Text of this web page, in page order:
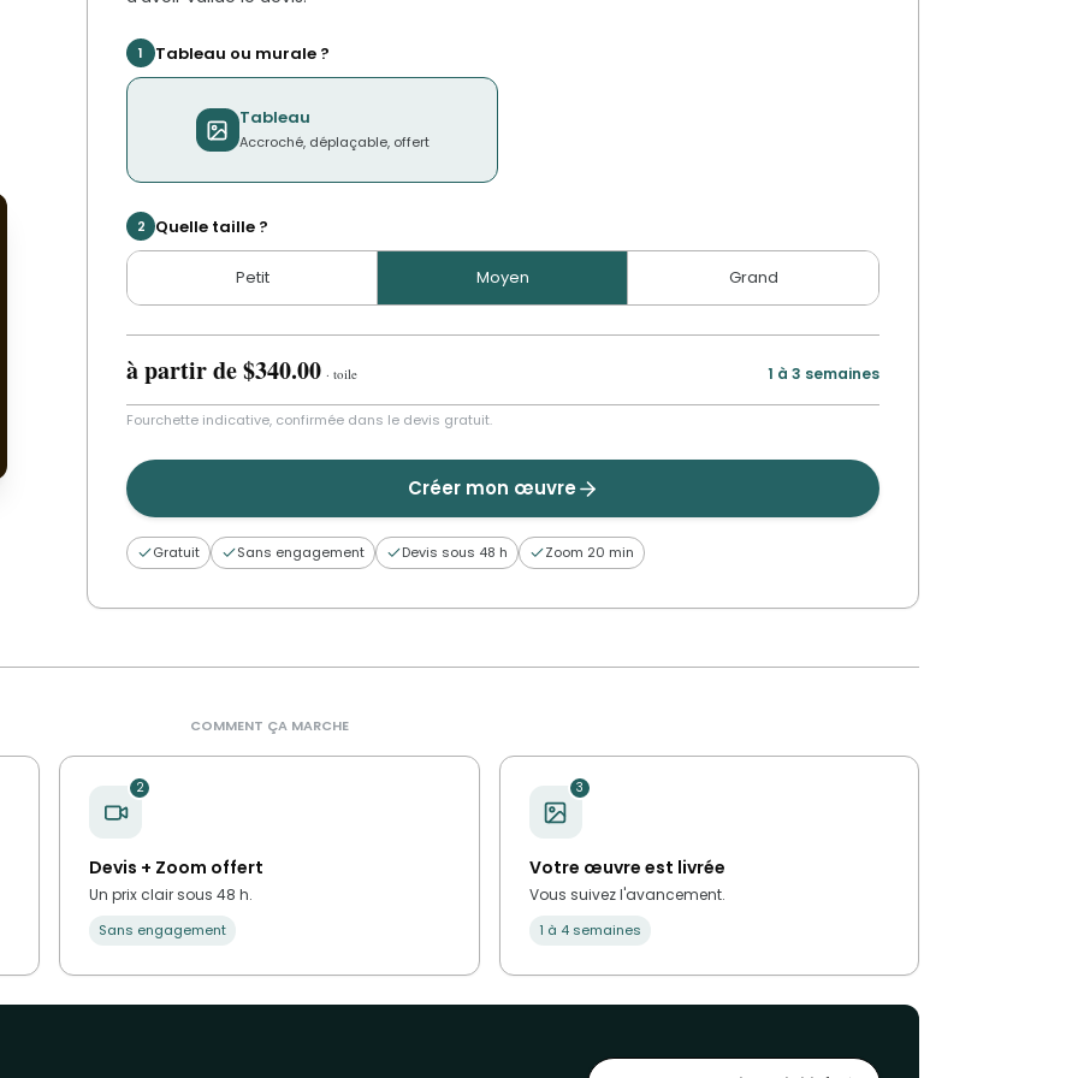
1 Tableau ou murale ?
Tableau
Accroché, déplaçable, offert
2 Quelle taille ?
Petit Moyen Grand
à partir de$340.00 · toile 1 à 3 semaines
Fourchette indicative, confirmée dans le devis gratuit.
Créer mon œuvre
Gratuit Sans engagement Devis sous 48 h Zoom 20 min
COMMENT ÇA MARCHE
2
Devis + Zoom offert
Un prix clair sous 48 h.
Sans engagement
3
Votre œuvre est livrée
Vous suivez l'avancement.
1 à 4 semaines